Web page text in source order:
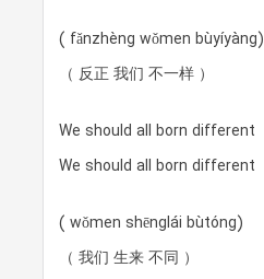
( fǎnzhèng wǒmen bùyíyàng)
（ 反正 我们 不一样 ）
We should all born different
We should all born different
( wǒmen shēnglái bùtóng)
（ 我们 生来 不同 ）